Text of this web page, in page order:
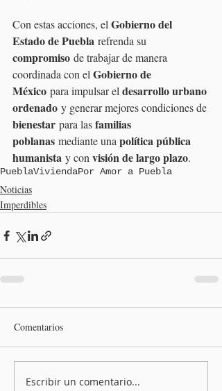
Con estas acciones, el Gobierno del
Estado de Puebla refrenda su
compromiso de trabajar de manera
coordinada con el Gobierno de
México para impulsar el desarrollo urbano
ordenado y generar mejores condiciones de
bienestar para las familias
poblanas mediante una política pública
humanista y con visión de largo plazo.
PueblaViviendaPor Amor a Puebla
Noticias
Imperdibles
Comentarios
Escribir un comentario...